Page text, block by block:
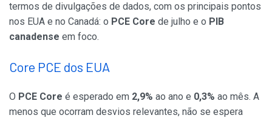
termos de divulgações de dados, com os principais pontos
nos EUA e no Canadá: o PCE Core de julho e o PIB
canadense em foco.
Core PCE dos EUA
O PCE Core é esperado em 2,9% ao ano e 0,3% ao mês. A
menos que ocorram desvios relevantes, não se espera